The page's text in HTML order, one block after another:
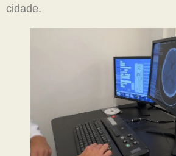
cidade.